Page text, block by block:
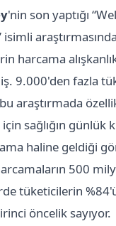
'nin son yaptığı
isimli
harcama
9.000'den fazla
bu araştırmada
için sağlığın günlük
haline geldiği
500
tüketicilerin %84'ü
öncelik sayıyor.